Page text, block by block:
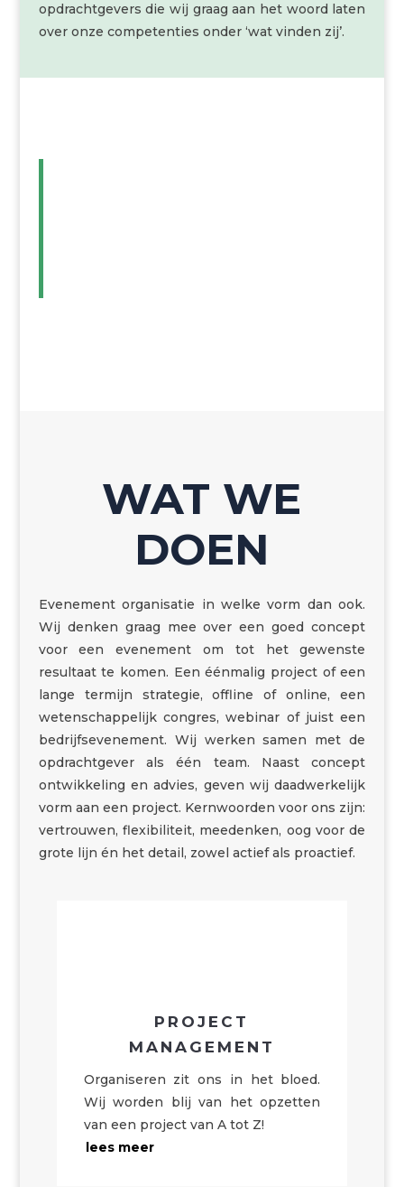
opdrachtgevers die wij graag aan het woord laten
over onze competenties onder ‘wat vinden zij’.
WAT WE
DOEN
Evenement organisatie in welke vorm dan ook.
Wij denken graag mee over een goed concept
voor een evenement om tot het gewenste
resultaat te komen. Een éénmalig project of een
lange termijn strategie, offline of online, een
wetenschappelijk congres, webinar of juist een
bedrijfsevenement. Wij werken samen met de
opdrachtgever als één team. Naast concept
ontwikkeling en advies, geven wij daadwerkelijk
vorm aan een project. Kernwoorden voor ons zijn:
vertrouwen, flexibiliteit, meedenken, oog voor de
grote lijn én het detail, zowel actief als proactief.
PROJECT
MANAGEMENT
Organiseren zit ons in het bloed.
Wij worden blij van het opzetten
van een project van A tot Z!
lees meer